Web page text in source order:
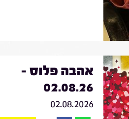
אהבה פלוס -
02.08.26
02.08.2026